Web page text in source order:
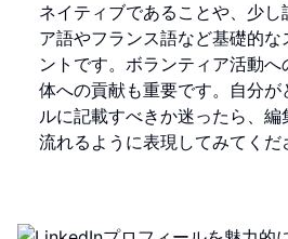
ネイティブであることや、少し
ア語やフランス語など基礎的な
ントです。ボランティア活動
体への貢献も重要です。自分
ルに記載すべきか迷ったら、
流れるように表現してみてくだ